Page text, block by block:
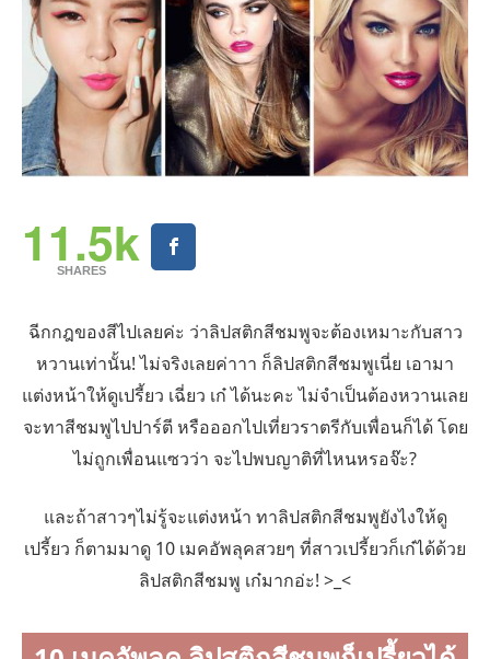
11.5k
SHARES
ฉีกกฎของสีไปเลยค่ะ ว่าลิปสติกสีชมพูจะต้องเหมาะกับสาว
หวานเท่านั้น! ไม่จริงเลยค่าาา ก็ลิปสติกสีชมพูเนี่ย เอามา
แต่งหน้าให้ดูเปรี้ยว เฉี่ยว เก๋ ได้นะคะ ไม่จำเป็นต้องหวานเลย
จะทาสีชมพูไปปาร์ตี หรือออกไปเที่ยวราตรีกับเพื่อนก็ได้ โดย
ไม่ถูกเพื่อนแซวว่า จะไปพบญาติที่ไหนหรอจ๊ะ?
และถ้าสาวๆไม่รู้จะแต่งหน้า ทาลิปสติกสีชมพูยังไงให้ดู
เปรี้ยว ก็ตามมาดู 10 เมคอัพลุคสวยๆ ที่สาวเปรี้ยวก็เก๋ได้ด้วย
ลิปสติกสีชมพู เก๋มากอ่ะ! >_<